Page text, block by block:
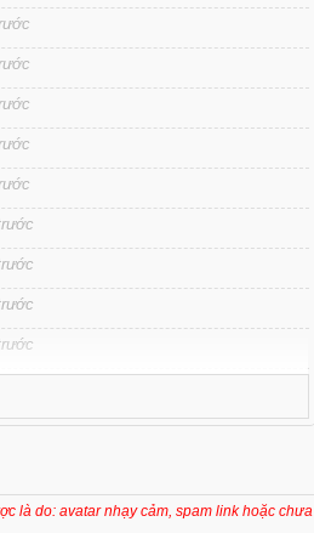
là do: avatar nhạy cảm, spam link hoặc chưa